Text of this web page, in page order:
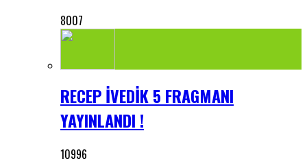
8007
RECEP İVEDİK 5 FRAGMANI
YAYINLANDI !
10996